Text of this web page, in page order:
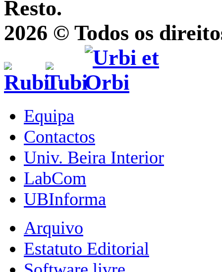
Resto.
2026 © Todos os
Equipa
Contactos
Univ. Beira Interior
LabCom
UBInforma
Arquivo
Estatuto Editorial